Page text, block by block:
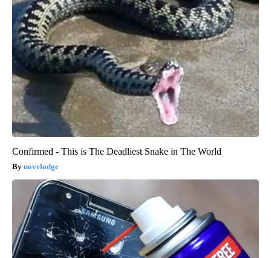
Confirmed - This is The Deadliest Snake in The World
novelodge